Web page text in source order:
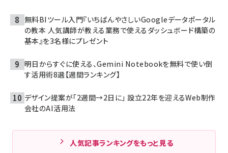
無料BIツール入門『いちばんやさしいGoogleデータポータル
の教本 人気講師が教える業務で使えるダッシュボード構築の
基本』を3名様にプレゼント
明日からすぐに使える、Gemini Notebookを無料で使い倒
す活用術8選【週間ランキング】
デザイン提案が「2週間→2日に」 設立22年を迎えるWeb制作
会社のAI活用法
人気記事ランキングをもっと見る